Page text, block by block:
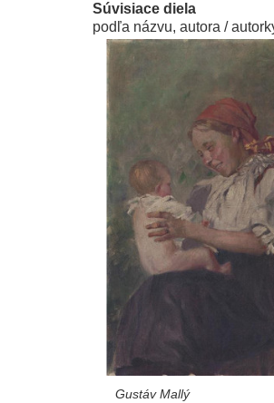
Súvisiace diela
podľa názvu, autora /
Gustáv Mallý